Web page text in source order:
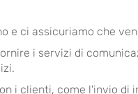
e ci assicuriamo che
i servizi di
i clienti, come l'invio